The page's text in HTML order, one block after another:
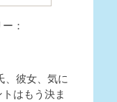
：
、彼女、気に
はもう決ま